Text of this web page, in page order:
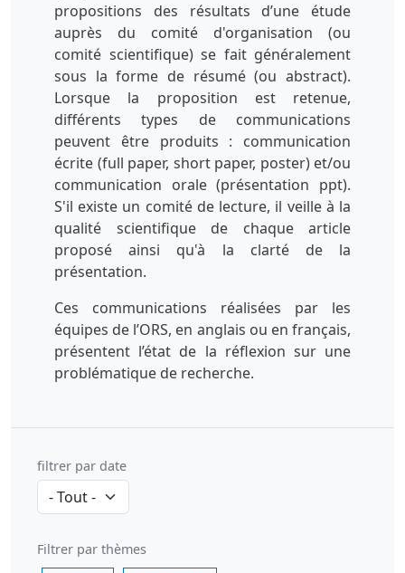
propositions des résultats d’une étude
auprès du comité d'organisation (ou
comité scientifique) se fait généralement
sous la forme de résumé (ou abstract).
Lorsque la proposition est retenue,
différents types de communications
peuvent être produits : communication
écrite (full paper, short paper, poster) et/ou
communication orale (présentation ppt).
S'il existe un comité de lecture, il veille à la
qualité scientifique de chaque article
proposé ainsi qu'à la clarté de la
présentation.
Ces communications réalisées par les
équipes de l’ORS, en anglais ou en français,
présentent l’état de la réflexion sur une
problématique de recherche.
filtrer par date
Filtrer par thèmes